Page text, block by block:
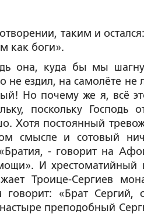
таким и
как боги».
она, куда бы мы
не ездил, на самолёте
Но почему же я, всё
поскольку
Хотя постоянный
смысле и сотовый
- говорит на
И
Троице-Сергиев
«Брат Сергий,
преподобный